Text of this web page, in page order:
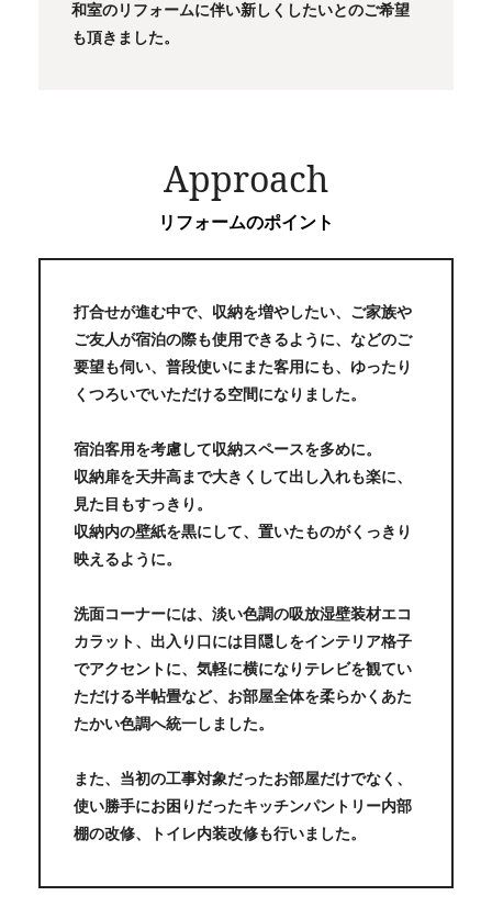
和室のリフォームに伴い新しくしたいとのご希望
も頂きました。
Approach
リフォームのポイント
打合せが進む中で、収納を増やしたい、ご家族や
ご友人が宿泊の際も使用できるように、などのご
要望も伺い、普段使いにまた客用にも、ゆったり
くつろいでいただける空間になりました。
宿泊客用を考慮して収納スペースを多めに。
収納扉を天井高まで大きくして出し入れも楽に、
見た目もすっきり。
収納内の壁紙を黒にして、置いたものがくっきり
映えるように。
洗面コーナーには、淡い色調の吸放湿壁装材エコ
カラット、出入り口には目隠しをインテリア格子
でアクセントに、気軽に横になりテレビを観てい
ただける半帖畳など、お部屋全体を柔らかくあた
たかい色調へ統一しました。
また、当初の工事対象だったお部屋だけでなく、
使い勝手にお困りだったキッチンパントリー内部
棚の改修、トイレ内装改修も行いました。